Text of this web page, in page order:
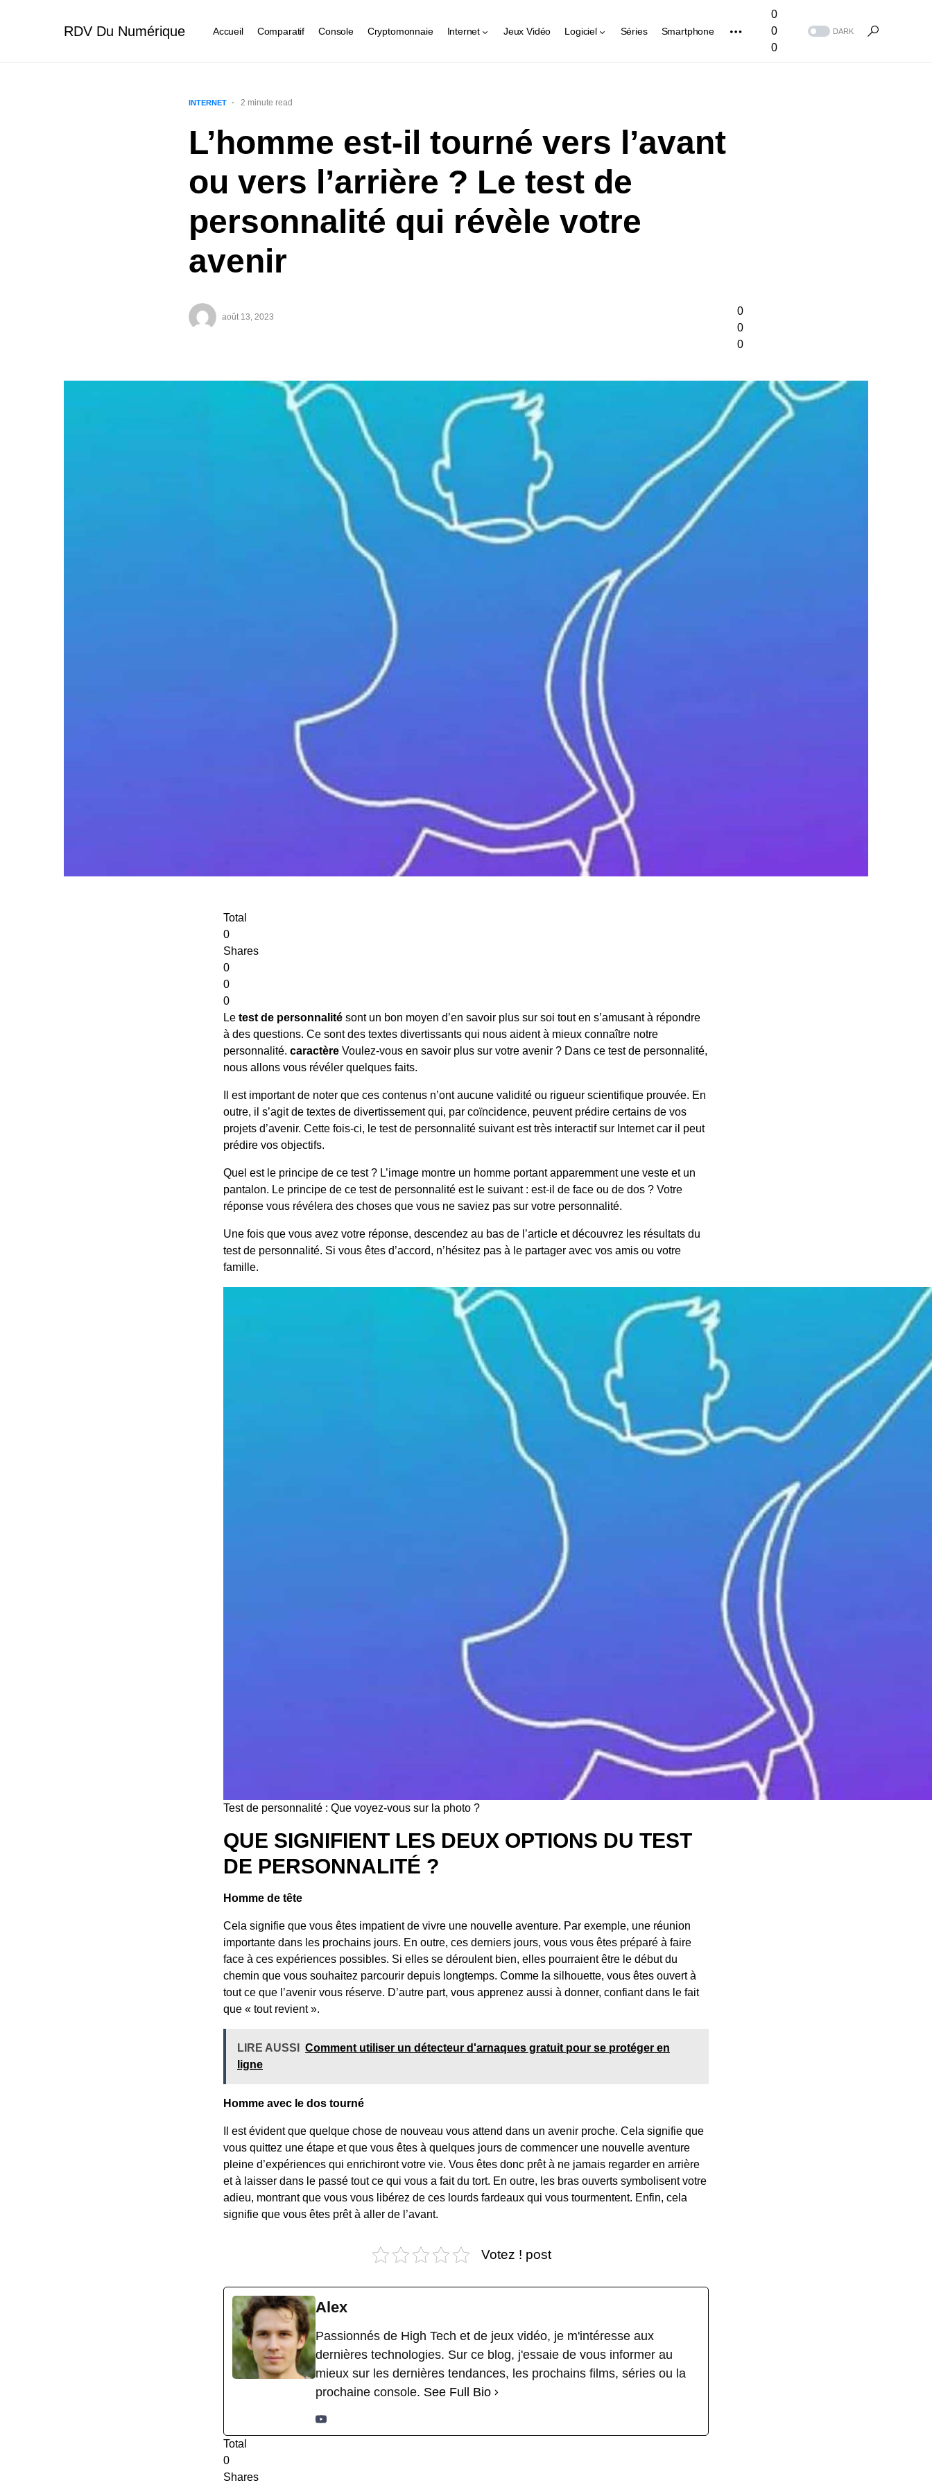
RDV Du Numérique Accueil Comparatif Console Cryptomonnaie Internet Jeux Vidéo Logiciel Séries Smartphone
0
0
0
DARK
INTERNET 2 minute read
L’homme est-il tourné vers l’avant
ou vers l’arrière ? Le test de
personnalité qui révèle votre
avenir
août 13, 2023
0
0
0
Total
0
Shares
0
0
0
Le test de personnalité sont un bon moyen d’en savoir plus sur soi tout en s’amusant à répondre
à des questions. Ce sont des textes divertissants qui nous aident à mieux connaître notre
personnalité. caractère Voulez-vous en savoir plus sur votre avenir ? Dans ce test de personnalité,
nous allons vous révéler quelques faits.
Il est important de noter que ces contenus n’ont aucune validité ou rigueur scientifique prouvée. En
outre, il s’agit de textes de divertissement qui, par coïncidence, peuvent prédire certains de vos
projets d’avenir. Cette fois-ci, le test de personnalité suivant est très interactif sur Internet car il peut
prédire vos objectifs.
Quel est le principe de ce test ? L’image montre un homme portant apparemment une veste et un
pantalon. Le principe de ce test de personnalité est le suivant : est-il de face ou de dos ? Votre
réponse vous révélera des choses que vous ne saviez pas sur votre personnalité.
Une fois que vous avez votre réponse, descendez au bas de l’article et découvrez les résultats du
test de personnalité. Si vous êtes d’accord, n’hésitez pas à le partager avec vos amis ou votre
famille.
Test de personnalité : Que voyez-vous sur la photo ?
QUE SIGNIFIENT LES DEUX OPTIONS DU TEST
DE PERSONNALITÉ ?
Homme de tête
Cela signifie que vous êtes impatient de vivre une nouvelle aventure. Par exemple, une réunion
importante dans les prochains jours. En outre, ces derniers jours, vous vous êtes préparé à faire
face à ces expériences possibles. Si elles se déroulent bien, elles pourraient être le début du
chemin que vous souhaitez parcourir depuis longtemps. Comme la silhouette, vous êtes ouvert à
tout ce que l’avenir vous réserve. D’autre part, vous apprenez aussi à donner, confiant dans le fait
que « tout revient ».
LIRE AUSSI
Comment utiliser un détecteur d'arnaques gratuit pour se protéger en
ligne
Homme avec le dos tourné
Il est évident que quelque chose de nouveau vous attend dans un avenir proche. Cela signifie que
vous quittez une étape et que vous êtes à quelques jours de commencer une nouvelle aventure
pleine d’expériences qui enrichiront votre vie. Vous êtes donc prêt à ne jamais regarder en arrière
et à laisser dans le passé tout ce qui vous a fait du tort. En outre, les bras ouverts symbolisent votre
adieu, montrant que vous vous libérez de ces lourds fardeaux qui vous tourmentent. Enfin, cela
signifie que vous êtes prêt à aller de l’avant.
Votez ! post
Alex
Passionnés de High Tech et de jeux vidéo, je m'intéresse aux
dernières technologies. Sur ce blog, j'essaie de vous informer au
mieux sur les dernières tendances, les prochains films, séries ou la
prochaine console. See Full Bio
Total
0
Shares